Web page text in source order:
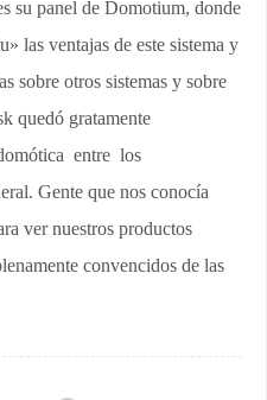
su panel de Domotium, donde
las ventajas de este sistema y
sobre otros sistemas y sobre
quedó gratamente
entre los
Gente que nos conocía
ver nuestros productos
convencidos de las